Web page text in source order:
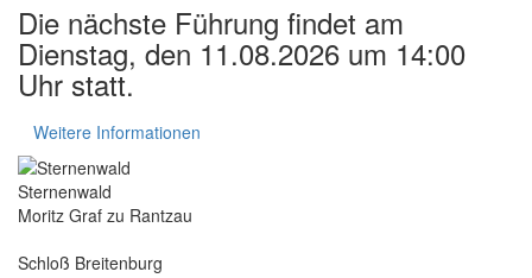
Die nächste Führung findet am
Dienstag, den 11.08.2026 um 14:00
Uhr statt.
Weitere Informationen
Sternenwald
Moritz Graf zu Rantzau
Schloß Breitenburg